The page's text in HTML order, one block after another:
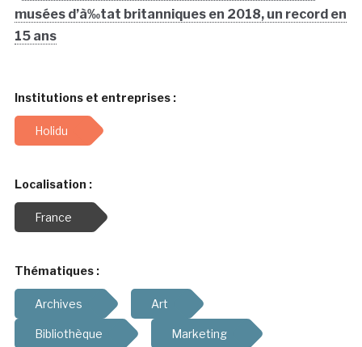
musées d’à‰tat britanniques en 2018, un record en
15 ans
Institutions et entreprises :
Holidu
Localisation :
France
Thématiques :
Archives Art
Bibliothèque Marketing